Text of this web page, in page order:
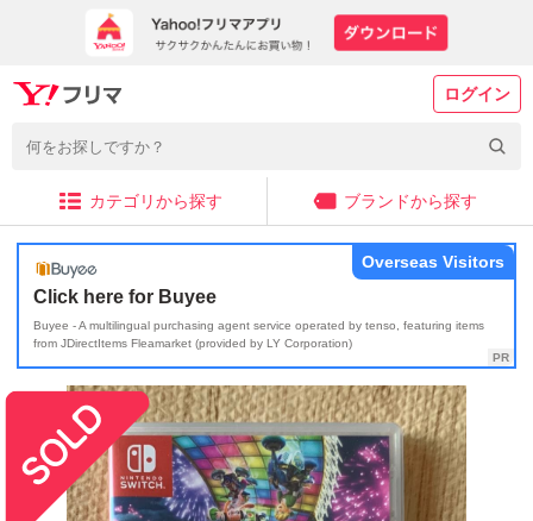
ログイン
カテゴリから探す ブランドから探す
Click here for Buyee
Buyee - A multilingual purchasing agent service operated by tenso, featuring items
from JDirectItems Fleamarket (provided by LY Corporation)
Overseas Visitors